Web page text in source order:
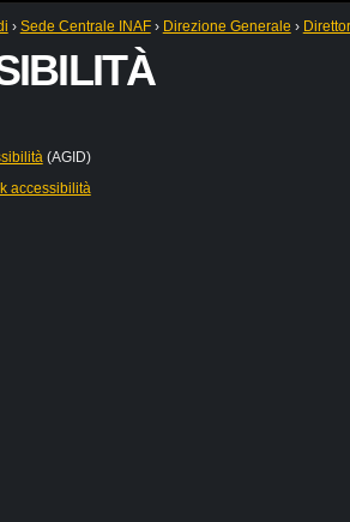
› Sede Centrale INAF › Direzione Generale ›
(AGID)
accessibilità